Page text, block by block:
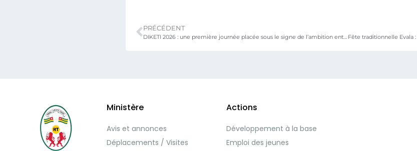
PRÉCÉDENT
DIKETI 2026 : une première journée placée sous le signe de l’ambition entrepreneuriale et de l’action
Ministère
Avis et annonces
Déplacements / Visites
Actions
Développement à la base
Emploi des jeunes